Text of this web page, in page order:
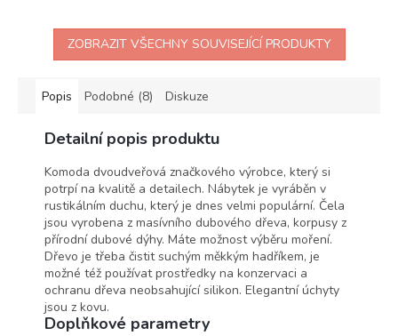
ZOBRAZIT VŠECHNY SOUVISEJÍCÍ PRODUKTY
Popis Podobné (8) Diskuze
Detailní popis produktu
Komoda dvoudveřová značkového výrobce, který si
potrpí na kvalitě a detailech. Nábytek je vyráběn v
rustikálním duchu, který je dnes velmi populární. Čela
jsou vyrobena z masívního dubového dřeva, korpusy z
přírodní dubové dýhy. Máte možnost výběru moření.
Dřevo je třeba čistit suchým měkkým hadříkem, je
možné též používat prostředky na konzervaci a
ochranu dřeva neobsahující silikon. Elegantní úchyty
jsou z kovu.
Doplňkové parametry